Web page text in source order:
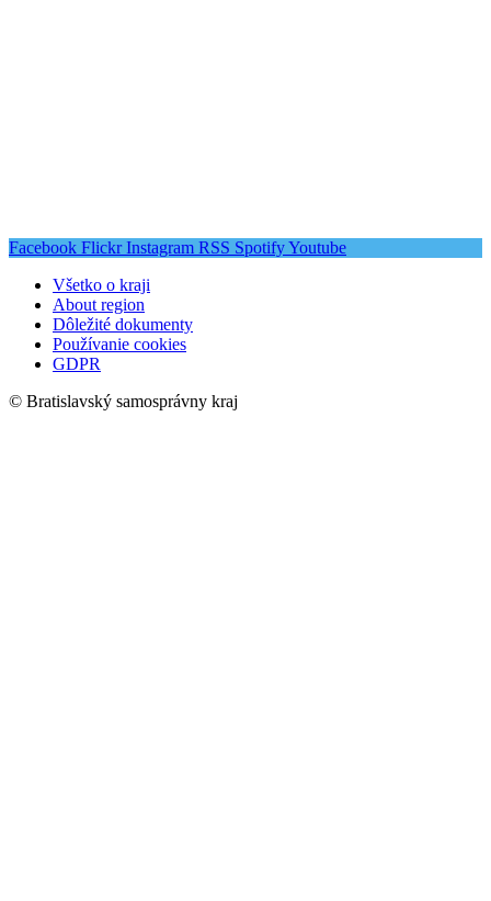
Facebook Flickr Instagram RSS SpotifyYoutube
Všetko o kraji
About region
Dôležité dokumenty
Používanie cookies
GDPR
© Bratislavský samosprávny kraj